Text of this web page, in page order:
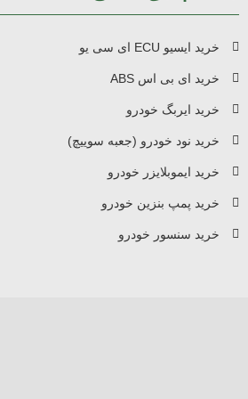
خرید ایسیو ECU ای سی یو
خرید ای بی اس ABS
خرید ایربگ خودرو
خرید نود خودرو (جعبه سوییچ)
خرید ایموبلایزر خودرو
خرید پمپ بنزین خودرو
خرید سنسور خودرو